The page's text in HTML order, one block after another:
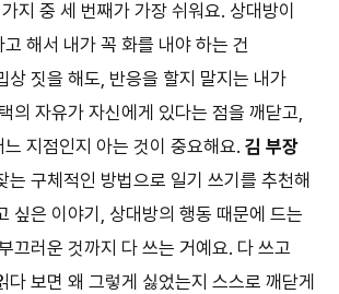
지 중 세 번째가 가장 쉬워요. 상대방이
해서 내가 꼭 화를 내야 하는 건
상 짓을 해도, 반응을 할지 말지는 내가
의 자유가 자신에게 있다는 점을 깨닫고,
지점인지 아는 것이 중요해요. 김 부장
는 구체적인 방법으로 일기 쓰기를 추천해
싶은 이야기, 상대방의 행동 때문에 드는
끄러운 것까지 다 쓰는 거예요. 다 쓰고
다 보면 왜 그렇게 싫었는지 스스로 깨닫게